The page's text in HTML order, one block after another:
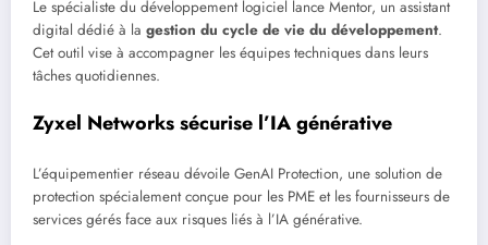
Le spécialiste du développement logiciel lance Mentor, un assistant
digital dédié à la gestion du cycle de vie du développement.
Cet outil vise à accompagner les équipes techniques dans leurs
tâches quotidiennes.
Zyxel Networks sécurise l’IA générative
L’équipementier réseau dévoile GenAI Protection, une solution de
protection spécialement conçue pour les PME et les fournisseurs de
services gérés face aux risques liés à l’IA générative.